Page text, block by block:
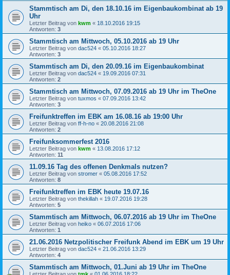
Stammtisch am Di, den 18.10.16 im Eigenbaukombinat ab 19
Uhr
Letzter Beitrag von kwm « 18.10.2016 19:15
Antworten: 3
Stammtisch am Mittwoch, 05.10.2016 ab 19 Uhr
Letzter Beitrag von dac524 « 05.10.2016 18:27
Antworten: 3
Stammtisch am Di, den 20.09.16 im Eigenbaukombinat
Letzter Beitrag von dac524 « 19.09.2016 07:31
Antworten: 2
Stammtisch am Mittwoch, 07.09.2016 ab 19 Uhr im TheOne
Letzter Beitrag von tuxmos « 07.09.2016 13:42
Antworten: 3
Freifunktreffen im EBK am 16.08.16 ab 19:00 Uhr
Letzter Beitrag von ff-h-no « 20.08.2016 21:08
Antworten: 2
Freifunksommerfest 2016
Letzter Beitrag von kwm « 13.08.2016 17:12
Antworten: 11
11.09.16 Tag des offenen Denkmals nutzen?
Letzter Beitrag von stromer « 05.08.2016 17:52
Antworten: 8
Freifunktreffen im EBK heute 19.07.16
Letzter Beitrag von thekillah « 19.07.2016 19:28
Antworten: 5
Stammtisch am Mittwoch, 06.07.2016 ab 19 Uhr im TheOne
Letzter Beitrag von heiko « 06.07.2016 17:06
Antworten: 1
21.06.2016 Netzpolitischer Freifunk Abend im EBK um 19 Uhr
Letzter Beitrag von dac524 « 21.06.2016 13:29
Antworten: 4
Stammtisch am Mittwoch, 01.Juni ab 19 Uhr im TheOne